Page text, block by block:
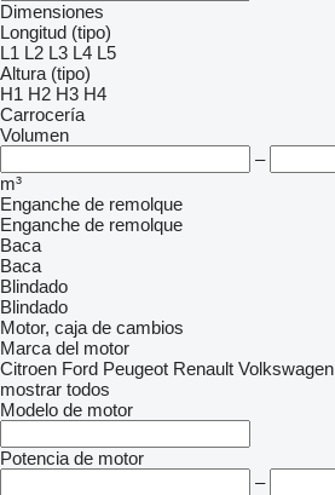
Dimensiones
Longitud (tipo)
L1 L2 L3 L4 L5
Altura (tipo)
H1 H2 H3 H4
Carrocería
Volumen
–
m³
Enganche de remolque
Enganche de remolque
Baca
Baca
Blindado
Blindado
Motor, caja de cambios
Marca del motor
Citroen Ford Peugeot Renault Volkswagen
mostrar todos
Modelo de motor
Potencia de motor
–